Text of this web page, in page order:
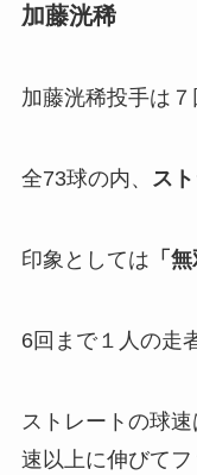
加藤洸稀
加藤洸稀投手は７
全73球の内、 ス
印象としては 「 無
6回まで１人の走
ストレートの球
速以上に伸びてフ